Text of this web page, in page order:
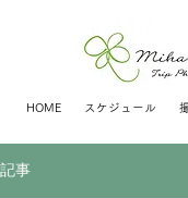
HOME スケジュール
記事